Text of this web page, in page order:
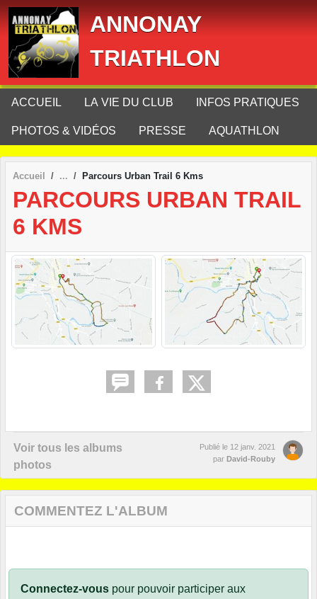
ANNONAY
TRIATHLON
ACCUEIL LA VIE DU CLUB INFOS PRATIQUES
PHOTOS & VIDÉOS PRESSE AQUATHLON
Accueil Parcours Urban Trail 6 Kms
PARCOURS URBAN TRAIL
6 KMS
Voir tous les albums
photos
Publié le 12 janv. 2021
par David-Rouby
COMMENTEZ L'ALBUM
Connectez-vous pour pouvoir participer aux
Panneau de gestion des cookies